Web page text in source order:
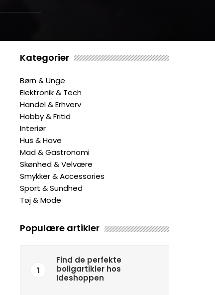
Kategorier
Børn & Unge
Elektronik & Tech
Handel & Erhverv
Hobby & Fritid
Interiør
Hus & Have
Mad & Gastronomi
Skønhed & Velvære
Smykker & Accessories
Sport & Sundhed
Tøj & Mode
Populære artikler
1
Find de perfekte
boligartikler hos
Ideshoppen